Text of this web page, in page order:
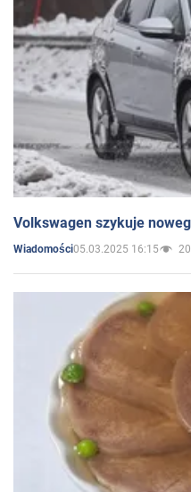
Volkswagen szykuje
Wiadomości05.03.2025 16:15 20